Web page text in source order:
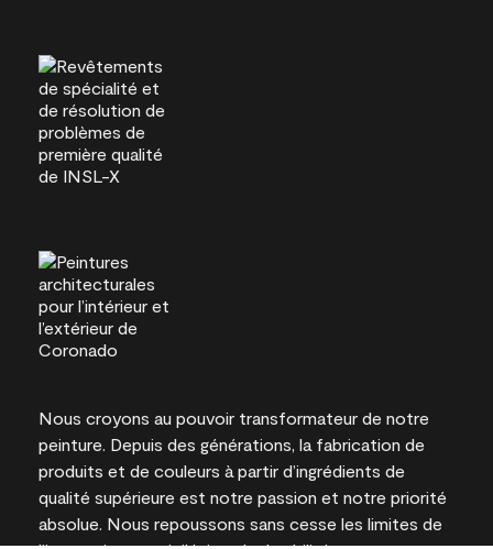
Nous croyons au pouvoir transformateur de notre
peinture. Depuis des générations, la fabrication de
produits et de couleurs à partir d’ingrédients de
qualité supérieure est notre passion et notre priorité
absolue. Nous repoussons sans cesse les limites de